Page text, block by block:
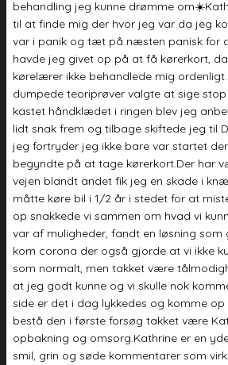
behandling jeg kunne drømme
til at finde mig der hvor jeg var da jeg
var i panik og tæt på næsten panisk for
havde jeg givet op på at få kørerkort,
kørelærer ikke behandlede mig
dumpede teoriprøver valgte at sige
kastet håndklædet i ringen blev jeg
lidt snak frem og tilbage skiftede jeg til
jeg fortryder jeg ikke bare var startet
begyndte på at tage kørerkort.Der har
vejen blandt andet fik jeg en skade i
måtte køre bil i 1/2 år i stedet for at
op snakkede vi sammen om hvad vi
var af muligheder, fandt en løsning som
kom corona der også gjorde at vi ikke
som normalt, men takket være
at jeg godt kunne og vi skulle nok
side er det i dag lykkedes og komme
bestå den i første forsøg takket være
opbakning og omsorg.Kathrine er en
smil, grin og søde kommentarer som